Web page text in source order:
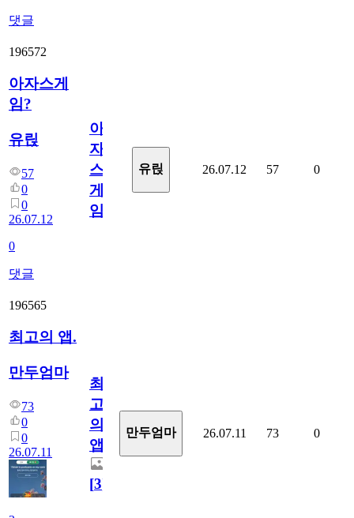
댓글
196572
아자스게
임?
유릱
57
0
0
26.07.12
0
댓글
아
자
스
게
임?
유릱 26.07.12 57 0
196565
최고의 앱.
만두엄마
73
0
0
26.07.11
최
고
의
앱.
[3]
만두엄마 26.07.11 73 0